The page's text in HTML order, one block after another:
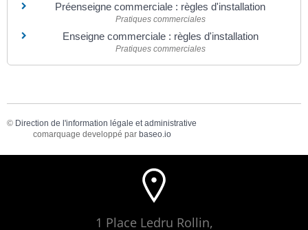
Préenseigne commerciale : règles d'installation
Pratiques commerciales
Enseigne commerciale : règles d'installation
Pratiques commerciales
© Direction de l'information légale et administrative
comarquage developpé par baseo.io
1 Place Ledru Rollin,